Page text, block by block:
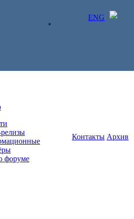
ENG
ЛИЧНЫЙ КАБИНЕТ
Контакты Архив